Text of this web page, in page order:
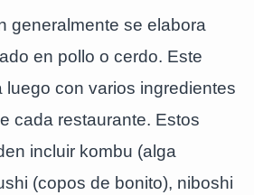
generalmente se elabora
en pollo o cerdo. Este
luego con varios ingredientes
cada restaurante. Estos
incluir kombu (alga
(copos de bonito), niboshi